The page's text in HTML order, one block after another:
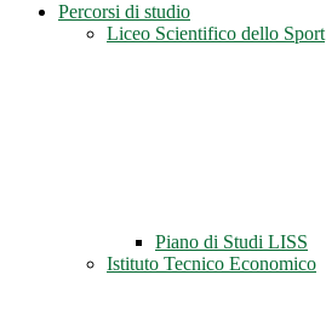
Percorsi di studio
Liceo Scientifico dello Sport
Piano di Studi LISS
Istituto Tecnico Economico